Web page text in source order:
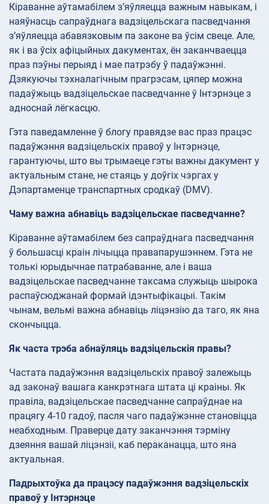
Кіраванне аўтамабілем з’яўляецца важным навыкам, і
наяўнасць сапраўднага вадзіцельскага пасведчання
з’яўляецца абавязковым па законе ва ўсім свеце. Але,
як і ва ўсіх афіцыйных дакументах, ён заканчваецца
праз пэўны перыяд і мае патрэбу ў падаўжэнні.
Дзякуючы тэхналагічным прагрэсам, цяпер можна
падаўжыць вадзіцельскае пасведчанне ў Інтэрнэце з
адноснай лёгкасцю.
Гэта паведамленне ў блогу правядзе вас праз працэс
падаўжэння вадзіцельскіх правоў у Інтэрнэце,
гарантуючы, што вы трымаеце гэты важны дакумент у
актуальным стане, не стаяць у доўгіх чэргах у
Дэпартаменце транспартных сродкаў (DMV).
Чаму важна абнавіць вадзіцельскае пасведчанне?
Кіраванне аўтамабілем без сапраўднага пасведчання
ў большасці краін лічыцца правапарушэннем. Гэта не
толькі юрыдычнае патрабаванне, але і ваша
вадзіцельскае пасведчанне таксама служыць шырока
распаўсюджанай формай ідэнтыфікацыі. Такім
чынам, вельмі важна абнавіць ліцэнзію да таго, як яна
скончыцца.
Як часта трэба абнаўляць вадзіцельскія правы?
Частата падаўжэння вадзіцельскіх правоў залежыць
ад законаў вашага канкрэтнага штата ці краіны. Як
правіла, вадзіцельскае пасведчанне сапраўднае на
працягу 4-10 гадоў, пасля чаго падаўжэнне становіцца
неабходным. Праверце дату заканчэння тэрміну
дзеяння вашай ліцэнзіі, каб пераканацца, што яна
актуальная.
Падрыхтоўка да працэсу падаўжэння вадзіцельскіх
правоў у Інтэрнэце